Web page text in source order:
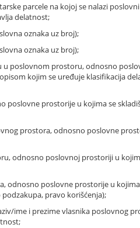
parcele na kojoj se nalazi
delatnost;
oznaka uz broj);
oznaka uz broj);
u poslovnom prostoru, odnosno
kojim se uređuje klasifikacija
poslovne prostorije u kojima se
prostora, odnosno poslovne
odnosno poslovnoj prostoriji u
odnosno poslovne prostorije u
pravo korišćenja);
ime i prezime vlasnika